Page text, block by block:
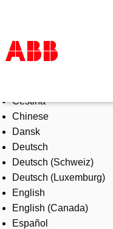
Products & Solutions
Industries
Services
About us
Where to buy
Contact us
Careers
Čeština
Chinese
Dansk
Deutsch
Deutsch (Schweiz)
Deutsch (Luxemburg)
English
English (Canada)
Español